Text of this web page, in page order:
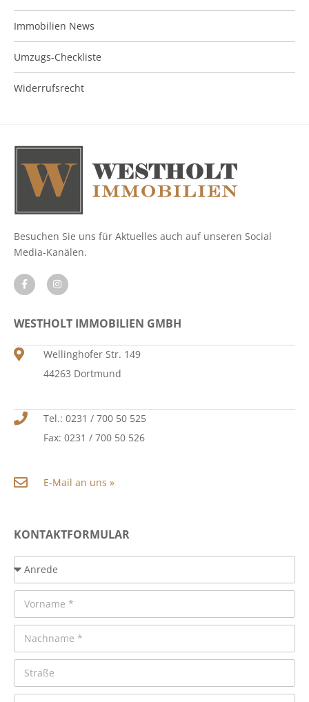
Immobilien News
Umzugs-Checkliste
Widerrufsrecht
Besuchen Sie uns für Aktuelles auch auf unseren Social
Media-Kanälen.
WESTHOLT IMMOBILIEN GMBH
Wellinghofer Str. 149
44263 Dortmund
Tel.: 0231 / 700 50 525
Fax: 0231 / 700 50 526
E-Mail an uns »
KONTAKTFORMULAR